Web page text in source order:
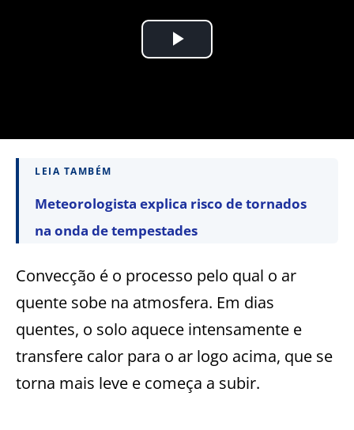
LEIA TAMBÉM
Meteorologista explica risco de tornados
na onda de tempestades
Convecção é o processo pelo qual o ar
quente sobe na atmosfera. Em dias
quentes, o solo aquece intensamente e
transfere calor para o ar logo acima, que se
torna mais leve e começa a subir.